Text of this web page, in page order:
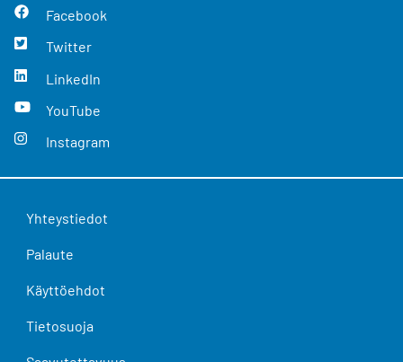
Facebook
Twitter
LinkedIn
YouTube
Instagram
Yhteystiedot
Palaute
Käyttöehdot
Tietosuoja